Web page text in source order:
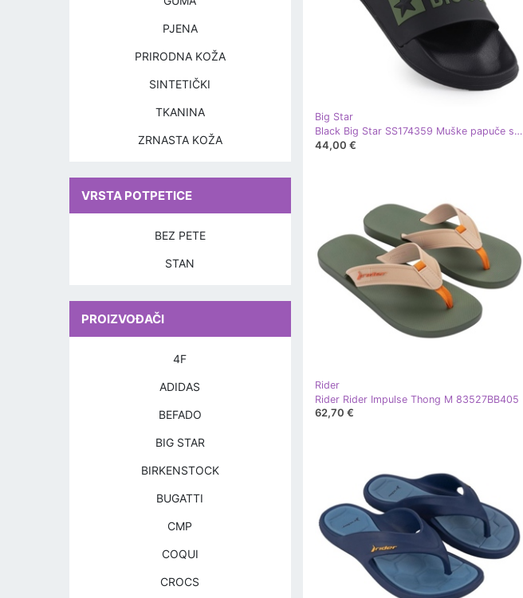
Big Star
Black Big Star SS174359 Muške papuče s crnom plažom crna
44,00 €
Rider
Rider Rider Impulse Thong M 83527BB405
62,70 €
PJENA
PRIRODNA KOŽA
SINTETIČKI
TKANINA
ZRNASTA KOŽA
VRSTA POTPETICE
BEZ PETE
STAN
PROIZVOĐAČI
4F
ADIDAS
BEFADO
BIG STAR
BIRKENSTOCK
BUGATTI
CMP
COQUI
CROCS